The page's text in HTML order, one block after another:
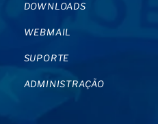
DOWNLOADS
WEBMAIL
SUPORTE
ADMINISTRAÇÃO